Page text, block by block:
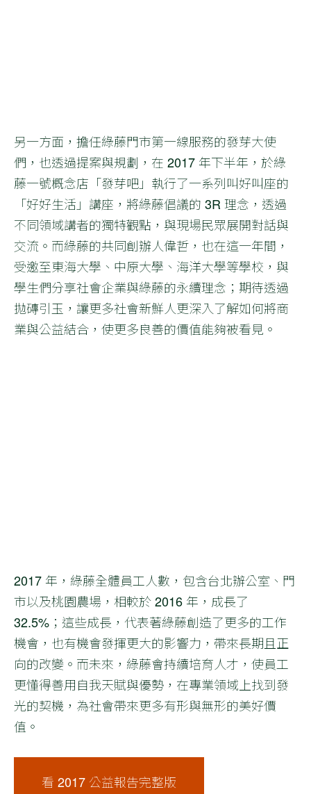
另一方面，擔任綠藤門市第一線服務的發芽大使
們，也透過提案與規劃，在 2017 年下半年，於綠
藤一號概念店「發芽吧」執行了一系列叫好叫座的
「好好生活」講座，將綠藤倡議的 3R 理念，透過
不同領域講者的獨特觀點，與現場民眾展開對話與
交流。而綠藤的共同創辦人偉哲，也在這一年間，
受邀至東海大學、中原大學、海洋大學等學校，與
學生們分享社會企業與綠藤的永續理念；期待透過
拋磚引玉，讓更多社會新鮮人更深入了解如何將商
業與公益結合，使更多良善的價值能夠被看見。
2017 年，綠藤全體員工人數，包含台北辦公室、門
市以及桃園農場，相較於 2016 年，成長了
32.5%；這些成長，代表著綠藤創造了更多的工作
機會，也有機會發揮更大的影響力，帶來長期且正
向的改變。而未來，綠藤會持續培育人才，使員工
更懂得善用自我天賦與優勢，在專業領域上找到發
光的契機，為社會帶來更多有形與無形的美好價
值。
看 2017 公益報告完整版